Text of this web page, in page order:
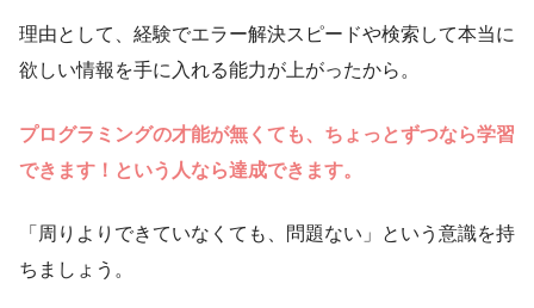
理由として、経験でエラー解決スピードや検索して本当に
欲しい情報を手に入れる能力が上がったから。
プログラミングの才能が無くても、ちょっとずつなら学習
できます！という人なら達成できます。
「周りよりできていなくても、問題ない」という意識を持
ちましょう。